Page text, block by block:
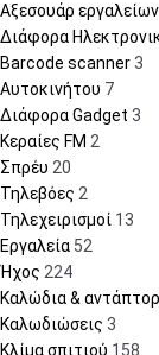
Αξεσουάρ εργαλείων
Διάφορα
Barcode scanner 3
Αυτοκινήτου 7
Διάφορα Gadget 3
Κεραίες FM 2
Σπρέυ 20
Τηλεβόες 2
Τηλεχειρισμοί 13
Εργαλεία 52
Ήχος 224
Καλώδια &
Καλωδιώσεις 3
Κλίμα σπιτιού 158